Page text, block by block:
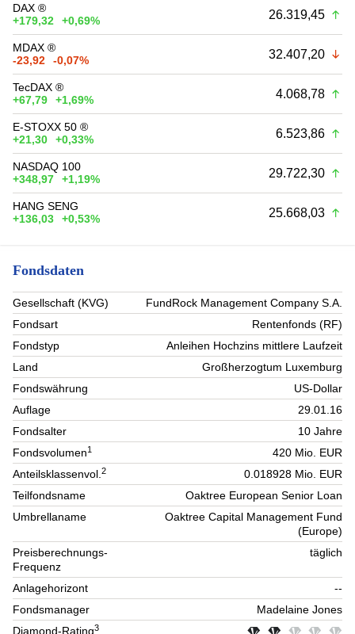
DAX ®
+179,32
+0,69% 26.319,45
MDAX ®
-23,92
-0,07% 32.407,20
TecDAX ®
+67,79
+1,69% 4.068,78
E-STOXX 50 ®
+21,30
+0,33% 6.523,86
NASDAQ 100
+348,97
+1,19% 29.722,30
HANG SENG
+136,03
+0,53% 25.668,03
Fondsdaten
Gesellschaft (KVG)
FundRock Management Company S.A.
Fondsart
Rentenfonds (RF)
Fondstyp
Anleihen Hochzins mittlere Laufzeit
Land
Großherzogtum Luxemburg
Fondswährung
US-Dollar
Auflage
29.01.16
Fondsalter
10 Jahre
Fondsvolumen1
420 Mio. EUR
Anteilsklassenvol.2
0.018928 Mio. EUR
Teilfondsname
Oaktree European Senior Loan
Umbrellaname
Oaktree Capital Management Fund
(Europe)
Preisberechnungs-
Frequenz
täglich
Anlagehorizont
--
Fondsmanager
Madelaine Jones
Diamond-Rating3